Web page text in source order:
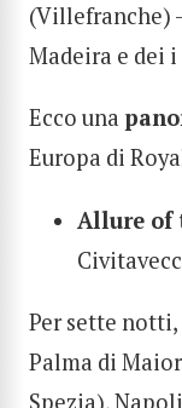
(Villefranche)
Madeira e dei
Ecco una
Europa di
Allure of
Per sette
Palma di
Spezia),